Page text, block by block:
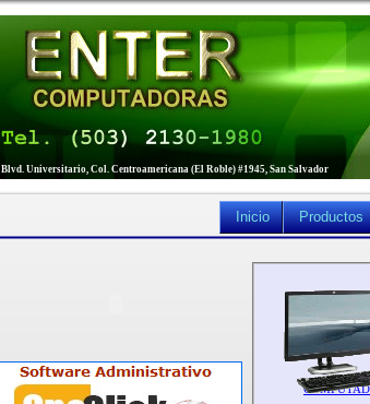
Inicio Productos
Blvd. Universitario, Col. Centroamericana (El Roble) #1945, San Salvador